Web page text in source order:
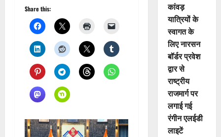
Share this:
कांवड़
यात्रियों के
स्वागत के
लिए नारसन
बॉर्डर प्रवेश
द्वार से
राष्ट्रीय
राजमार्ग पर
लगाई गई
रंगीन एलईडी
लाइटें